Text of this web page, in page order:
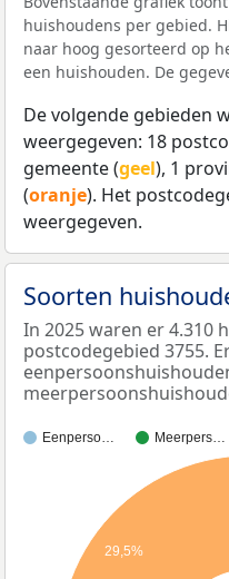
huishoudens per gebied.
naar hoog gesorteerd op
een huishouden. De
De volgende gebieden
weergegeven: 18
gemeente (geel), 1
(oranje). Het
weergegeven.
Soorten
In 2025 waren er 4.310
postcodegebied 3755.
Eenperso… Meerpers…
29,5%